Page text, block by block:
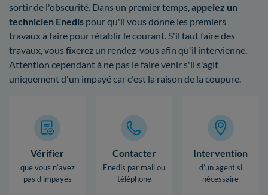
sortir de l'obscurité. Dans un premier temps, appelez un
technicien Enedis pour qu'il vous donne les premiers
travaux à faire pour rétablir le courant. S'il faut faire des
travaux, vous fixerez un rendez-vous afin qu'il intervienne.
Attention cependant à ne pas le faire venir s'il s'agit
uniquement d'un impayé car c'est la raison de la coupure.
Vérifier
que vous n’avez
pas d’impayés
Contacter
Enedis par mail ou
téléphone
Intervention
d’un agent si
nécessaire